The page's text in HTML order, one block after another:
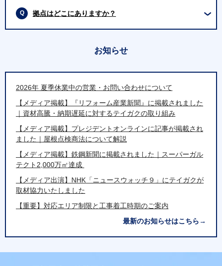
拠点はどこにありますか？
お知らせ
2026年 夏季休業中の営業・お問い合わせについて
【メディア掲載】『リフォーム産業新聞』に掲載されました
｜資材高騰・納期遅延に対するテイガクの取り組み
【メディア掲載】プレジデントオンラインに記事が掲載され
ました｜屋根点検商法について解説
【メディア掲載】鉄鋼新聞に掲載されました｜スーパーガル
テクト2,000万㎡達成
【メディア出演】NHK「ニュースウォッチ９」にテイガクが
取材協力いたしました
【重要】対応エリア制限と工事着工時期のご案内
最新のお知らせはこちら→